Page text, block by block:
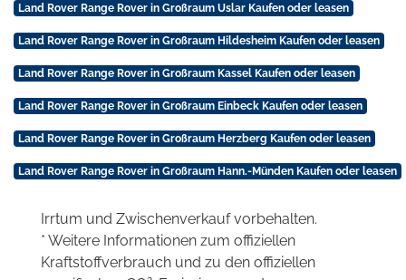
Land Rover Range Rover in Großraum Uslar Kaufen oder leasen
Land Rover Range Rover in Großraum Hildesheim Kaufen oder leasen
Land Rover Range Rover in Großraum Kassel Kaufen oder leasen
Land Rover Range Rover in Großraum Einbeck Kaufen oder leasen
Land Rover Range Rover in Großraum Herzberg Kaufen oder leasen
Land Rover Range Rover in Großraum Hann.-Münden Kaufen oder leasen
Irrtum und Zwischenverkauf vorbehalten.
* Weitere Informationen zum offiziellen
Kraftstoffverbrauch und zu den offiziellen